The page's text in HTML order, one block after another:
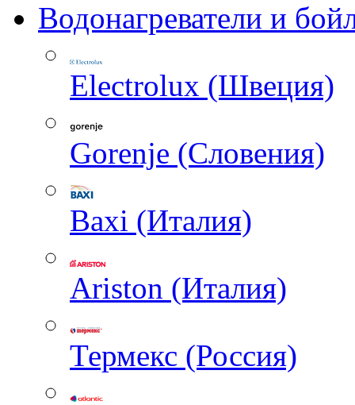
Водонагреватели и
Electrolux (Швеция)
Gorenje (Словения)
Baxi (Италия)
Ariston (Италия)
Термекс (Россия)